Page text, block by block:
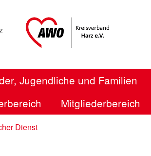
Jugendliche und Familien
Mitgliederbereich
Dienst